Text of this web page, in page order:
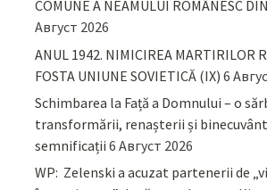
COMUNE A NEAMULUI ROMÂNESC
Август 2026
ANUL 1942. NIMICIREA MARTIRILOR
FOSTA UNIUNE SOVIETICĂ (IX) 6
Schimbarea la Față a Domnului – o
transformării, renașterii și
semnificații 6 Август 2026
WP: Zelenski a acuzat partenerii de